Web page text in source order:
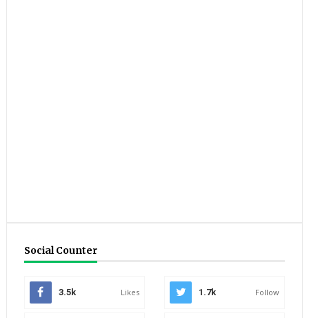
Social Counter
3.5k Likes 1.7k Follow